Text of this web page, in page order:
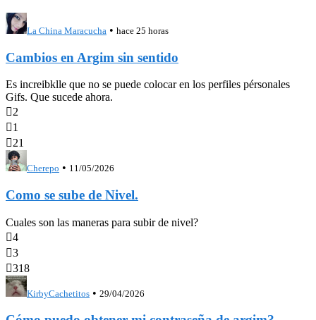
La China Maracucha • hace 25 horas
Cambios en Argim sin sentido
Es increibklle que no se puede colocar en los perfiles pérsonales
Gifs. Que sucede ahora.
2
1
21
Cherepo • 11/05/2026
Como se sube de Nivel.
Cuales son las maneras para subir de nivel?
4
3
318
KirbyCachetitos • 29/04/2026